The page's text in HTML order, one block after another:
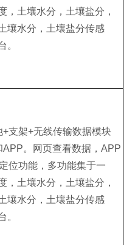
，土壤水分，土壤盐分，
壤水分，土壤盐分传感
。
+支架+无线传输数据模块
APP。网页查看数据，APP
位功能，多功能集于一
，土壤水分，土壤盐分，
壤水分，土壤盐分传感
。